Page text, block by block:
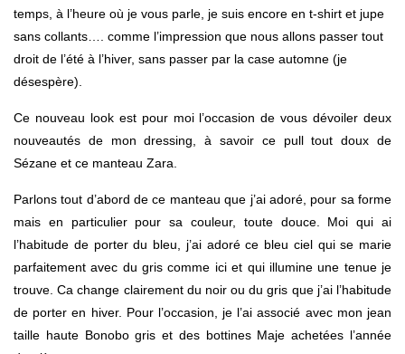
temps, à l’heure où je vous parle, je suis encore en t-shirt et jupe
sans collants…. comme l’impression que nous allons passer tout
droit de l’été à l’hiver, sans passer par la case automne (je
désespère).
Ce nouveau look est pour moi l’occasion de vous dévoiler deux
nouveautés de mon dressing, à savoir ce pull tout doux de
Sézane et ce manteau Zara.
Parlons tout d’abord de ce manteau que j’ai adoré, pour sa forme
mais en particulier pour sa couleur, toute douce. Moi qui ai
l’habitude de porter du bleu, j’ai adoré ce bleu ciel qui se marie
parfaitement avec du gris comme ici et qui illumine une tenue je
trouve. Ca change clairement du noir ou du gris que j’ai l’habitude
de porter en hiver. Pour l’occasion, je l’ai associé avec mon jean
taille haute Bonobo gris et des bottines Maje achetées l’année